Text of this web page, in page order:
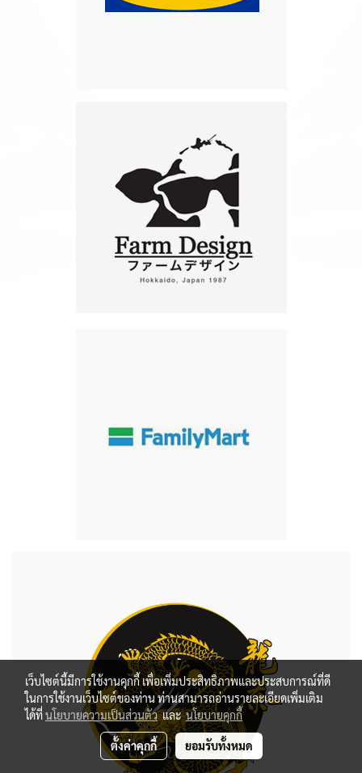
เว็บไซต์นี้มีการใช้งานคุกกี้ เพื่อเพิ่มประสิทธิภาพและประสบการณ์ที่ดี
ในการใช้งานเว็บไซต์ของท่าน ท่านสามารถอ่านรายละเอียดเพิ่มเติม
ได้ที่นโยบายความเป็นส่วนตัวและนโยบายคุกกี้
ตั้งค่าคุกกี้ ยอมรับทั้งหมด